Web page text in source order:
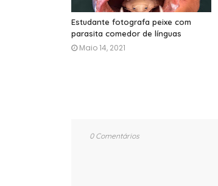
Estudante fotografa peixe com
parasita comedor de línguas
Maio 14, 2021
0 Comentários